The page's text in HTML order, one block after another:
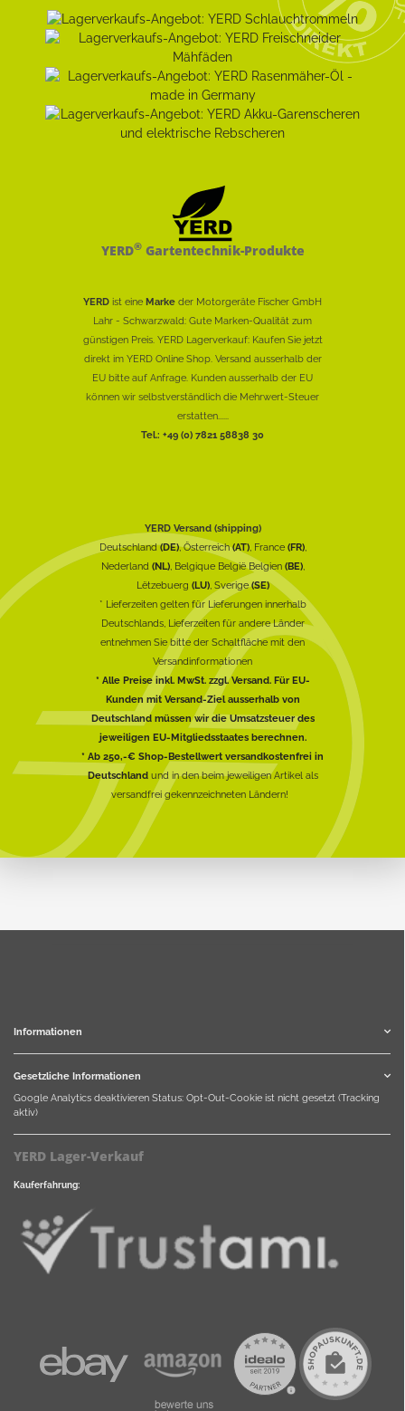
YERD®Gartentechnik-Produkte
YERD ist eine Marke der Motorgeräte Fischer GmbH
Lahr - Schwarzwald: Gute Marken-Qualität zum
günstigen Preis. YERD Lagerverkauf: Kaufen Sie jetzt
direkt im YERD Online Shop. Versand ausserhalb der
EU bitte auf Anfrage. Kunden ausserhalb der EU
können wir selbstverständlich die Mehrwert-Steuer
erstatten......
Tel.: +49 (0) 7821 58838 30
YERD Versand (shipping)
Deutschland(DE), Österreich(AT), France (FR),
Nederland (NL), Belgique België Belgien (BE),
Lëtzebuerg (LU), Sverige(SE)
* Lieferzeiten gelten für Lieferungen innerhalb
Deutschlands, Lieferzeiten für andere Länder
entnehmen Sie bitte der Schaltfläche mit den
Versandinformationen
* Alle Preise inkl. MwSt. zzgl. Versand. Für EU-
Kunden mit Versand-Ziel ausserhalb von
Deutschland müssen wir die Umsatzsteuer des
jeweiligen EU-Mitgliedsstaates berechnen.
* Ab 250,-€ Shop-Bestellwert versandkostenfrei in
Deutschlandund in den beim jeweiligen Artikel als
versandfrei gekennzeichneten Ländern!
Informationen
Gesetzliche Informationen
Google Analytics deaktivieren Status: Opt-Out-Cookie ist nicht gesetzt (Tracking
aktiv)
YERD Lager-Verkauf
Kauferfahrung: